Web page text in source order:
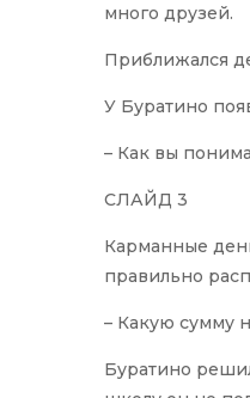
много друзей.
Приближался
У Буратино
– Как вы
СЛАЙД 3
Карманные
правильно
– Какую сумму
Буратино